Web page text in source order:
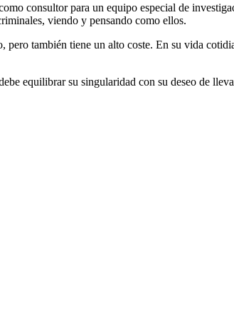
consultor para un equipo especial de
viendo y pensando como ellos.
también tiene un alto coste. En su vida
equilibrar su singularidad con su deseo de